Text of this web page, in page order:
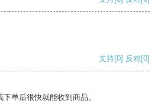
支持[0] 反对[0]
单后很快就能收到商品。